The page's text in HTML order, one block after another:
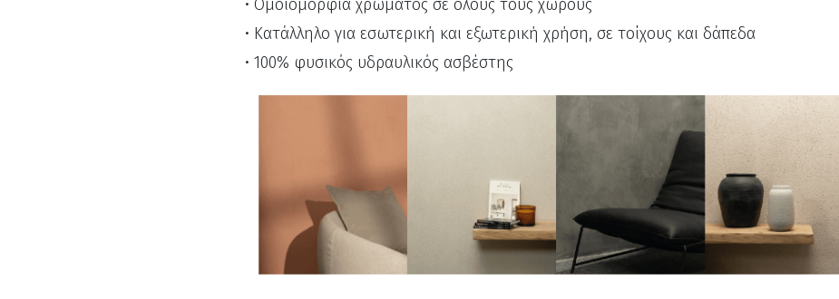
• Ομοιομορφία χρώματος σε όλους τους χώρους
• Κατάλληλο για εσωτερική και εξωτερική χρήση, σε τοίχους και δάπεδα
• 100% φυσικός υδραυλικός ασβέστης